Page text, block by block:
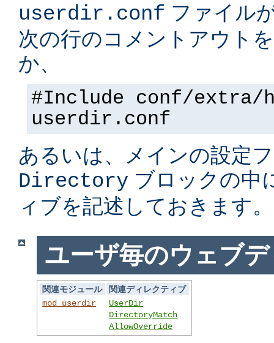
userdir.conf ファイル
次の行のコメントアウト
か、
#Include conf/extra/
userdir.conf
あるいは、メインの設定
Directory ブロックの中
ィブを記述しておきます。
ユーザ毎のウェブ
関連モジュール
関連ディレクティブ
mod_userdir
UserDir
DirectoryMatch
AllowOverride